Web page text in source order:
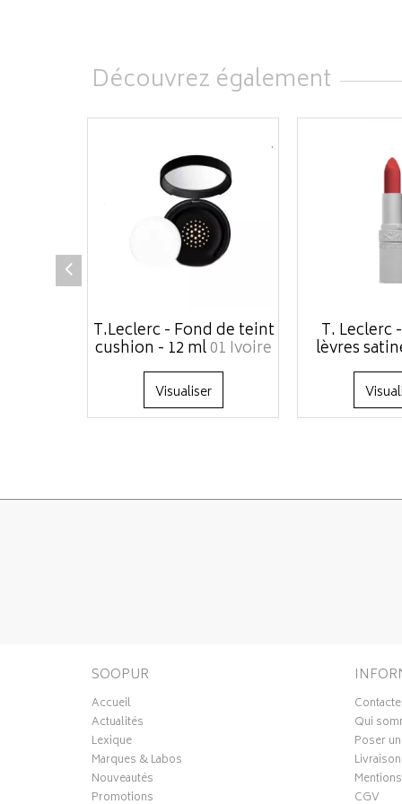
Découvrez également
T.Leclerc - Fond de teint
cushion - 12 ml01 Ivoire
Visualiser
T. Leclerc
lèvres
SOOPUR
Accueil
Actualités
Lexique
Marques & Labos
Nouveautés
Promotions
Qui
Poser
Livraison
CGV